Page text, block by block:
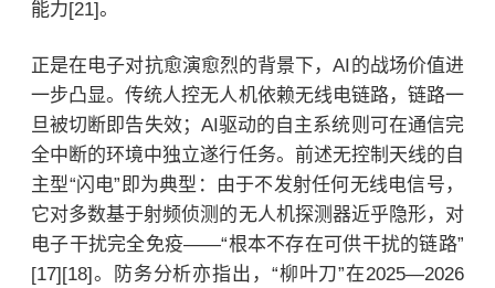
能力[21]。
正是在电子对抗愈演愈烈的背景下，AI的战场价值进
一步凸显。传统人控无人机依赖无线电链路，链路一
旦被切断即告失效；AI驱动的自主系统则可在通信完
全中断的环境中独立遂行任务。前述无控制天线的自
主型“闪电”即为典型：由于不发射任何无线电信号，
它对多数基于射频侦测的无人机探测器近乎隐形，对
电子干扰完全免疫——“根本不存在可供干扰的链路”
[17][18]。防务分析亦指出，“柳叶刀”在2025—2026